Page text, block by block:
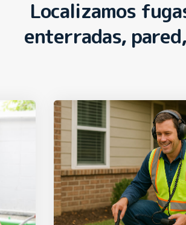
Localizamos
enterradas,